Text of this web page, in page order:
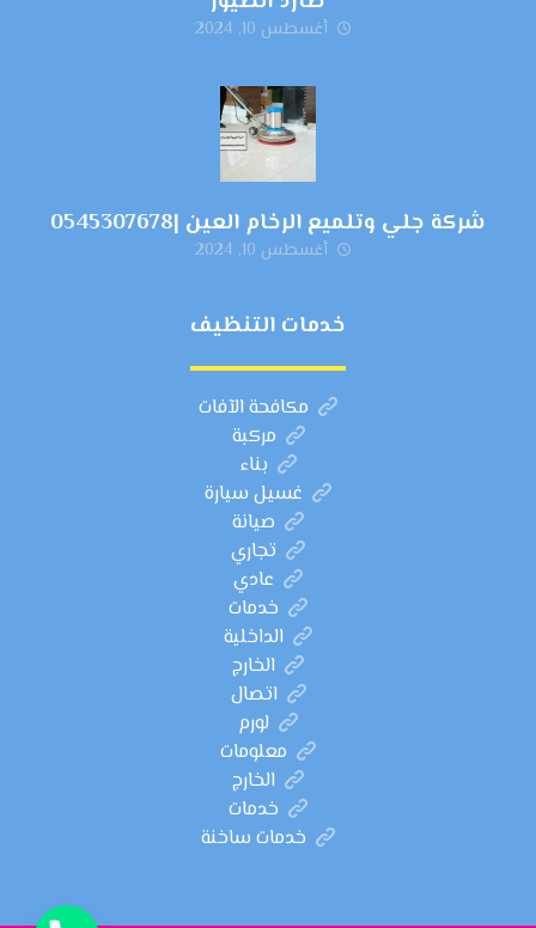
أغسطس 10, 2024
شركة جلي وتلميع الرخام العين |0545307678
أغسطس 10, 2024
خدمات التنظيف
مكافحة الآفات
مركبة
بناء
غسيل سيارة
صيانة
تجاري
عادي
خدمات
الداخلية
الخارج
اتصال
لورم
معلومات
الخارج
خدمات
خدمات ساخنة